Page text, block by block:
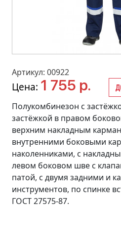
Артикул: 00922
Цена: 1 755 р.
Полукомбинезон с
застёжкой в правом
верхним накладным
внутренними боковыми
наколенниками, с
левом боковом шве с
патой, с двумя задними и
инструментов, по спинке
ГОСТ 27575-87.